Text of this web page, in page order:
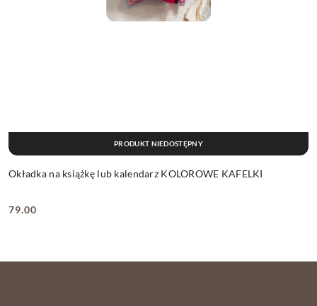
Okładka na książkę lub kalendarz KOLOROWE KAFELKI
Cena:
79.00
PRODUKT NIEDOSTĘPNY